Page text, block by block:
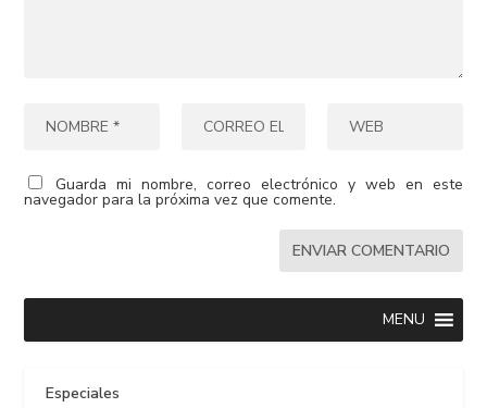
Guarda mi nombre, correo electrónico y web en este
navegador para la próxima vez que comente.
MENU
Especiales